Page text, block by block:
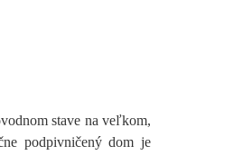
stave na veľkom,
podpivničený dom je